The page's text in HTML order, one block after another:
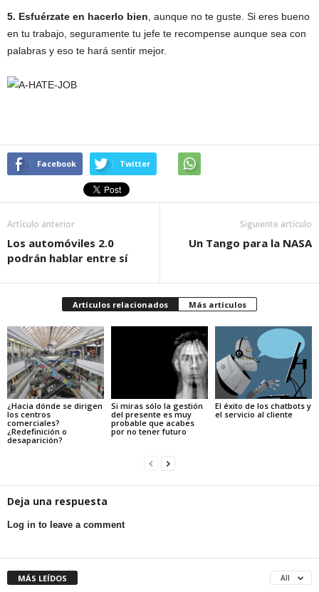
5. Esfuérzate en hacerlo bien , aunque no te guste. Si eres bueno
en tu trabajo, seguramente tu jefe te recompense aunque sea con
palabras y eso te hará sentir mejor.
Facebook Twitter
Artículo anterior
Los automóviles 2.0
podrán hablar entre sí
Siguiente artículo
Un Tango para la NASA
Artículos relacionados Más artículos
¿Hacia dónde se dirigen
los centros
comerciales?
¿Redefinición o
desaparición?
Si miras sólo la gestión
del presente es muy
probable que acabes
por no tener futuro
El éxito de los chatbots y
el servicio al cliente
Deja una respuesta
Log in to leave a comment
MÁS LEÍDOS All